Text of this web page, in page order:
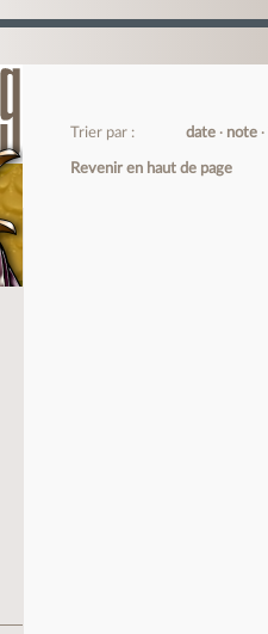
Trier par : date note
Revenir en haut de page